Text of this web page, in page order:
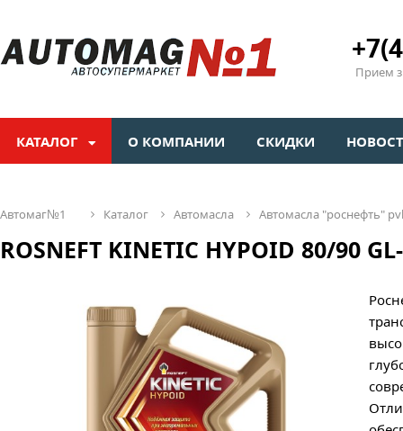
Прием
КАТАЛОГ О КОМПАНИИ СКИДКИ
автомаг№1 каталог автомасла автомасла "роснефть"
ROSNEFT KINETIC HYPOID 80/90